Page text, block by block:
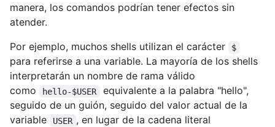
manera, los comandos podrían tener efectos sin
atender.
Por ejemplo, muchos shells utilizan el carácter
$
para referirse a una variable. La mayoría de los shells
interpretarán un nombre de rama válido
como
hello-$USER
equivalente a la palabra "hello",
seguido de un guión, seguido del valor actual de la
variable
USER , en lugar de la cadena literal